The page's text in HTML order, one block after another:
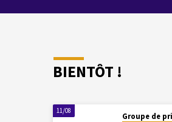
BIENTÔT !
11/08
Groupe de